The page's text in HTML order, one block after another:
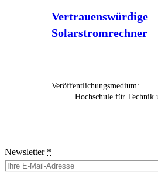
Vertrauenswürdige
Solarstromrechner
Veröffentlichungsmedium:
Hochschule für
Newsletter *